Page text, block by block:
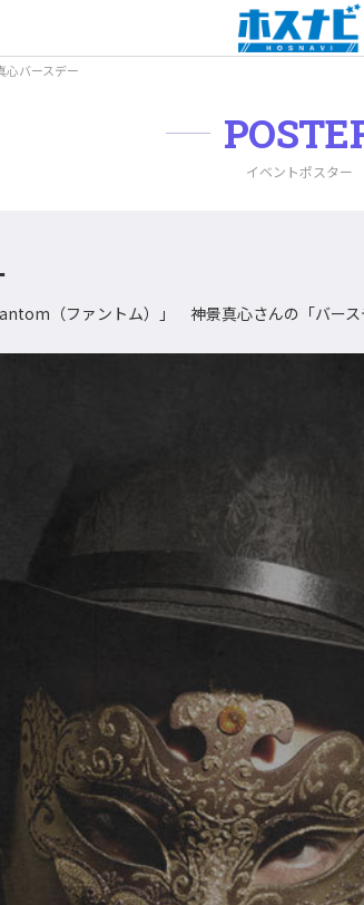
心バースデー
イベントポスター
（ファントム）」 神景真心さんの「バー